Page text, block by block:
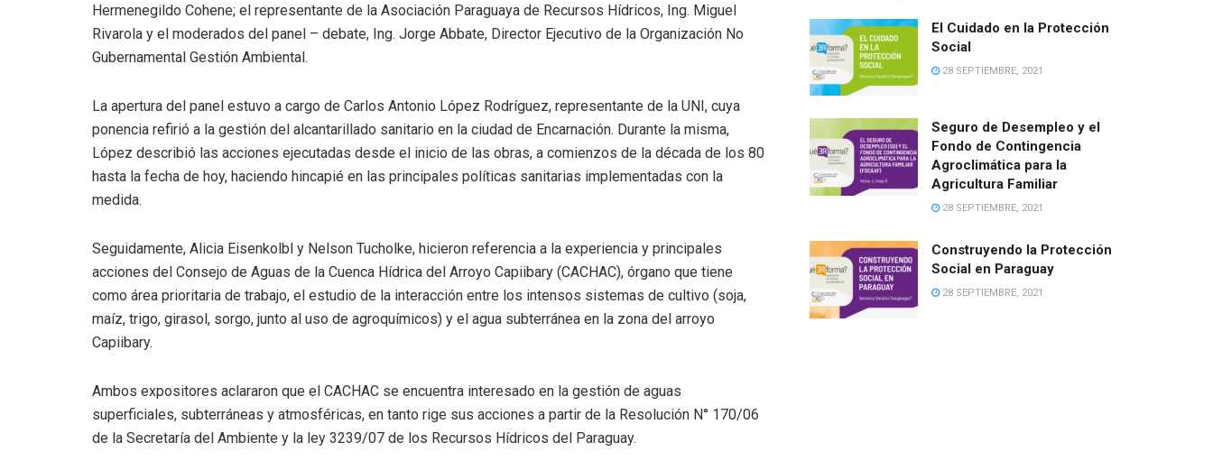
Hermenegildo Cohene; el representante de la Asociación Paraguaya de Recursos Hídricos, Ing. Miguel
Rivarola y el moderados del panel – debate, Ing. Jorge Abbate, Director Ejecutivo de la Organización No
Gubernamental Gestión Ambiental.
La apertura del panel estuvo a cargo de Carlos Antonio López Rodríguez, representante de la UNI, cuya
ponencia refirió a la gestión del alcantarillado sanitario en la ciudad de Encarnación. Durante la misma,
López describió las acciones ejecutadas desde el inicio de las obras, a comienzos de la década de los 80
hasta la fecha de hoy, haciendo hincapié en las principales políticas sanitarias implementadas con la
medida.
Seguidamente, Alicia Eisenkolbl y Nelson Tucholke, hicieron referencia a la experiencia y principales
acciones del Consejo de Aguas de la Cuenca Hídrica del Arroyo Capiibary (CACHAC), órgano que tiene
como área prioritaria de trabajo, el estudio de la interacción entre los intensos sistemas de cultivo (soja,
maíz, trigo, girasol, sorgo, junto al uso de agroquímicos) y el agua subterránea en la zona del arroyo
Capiibary.
Ambos expositores aclararon que el CACHAC se encuentra interesado en la gestión de aguas
superficiales, subterráneas y atmosféricas, en tanto rige sus acciones a partir de la Resolución N° 170/06
de la Secretaría del Ambiente y la ley 3239/07 de los Recursos Hídricos del Paraguay.
El Cuidado en la Protección
Social
28 SEPTIEMBRE, 2021
Seguro de Desempleo y el
Fondo de Contingencia
Agroclimática para la
Agricultura Familiar
28 SEPTIEMBRE, 2021
Construyendo la Protección
Social en Paraguay
28 SEPTIEMBRE, 2021